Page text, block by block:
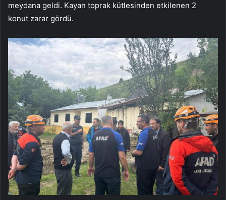
meydana geldi. Kayan toprak kütlesinden etkilenen 2
konut zarar gördü.